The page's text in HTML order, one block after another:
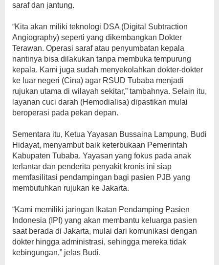
saraf dan jantung.
“Kita akan miliki teknologi DSA (Digital Subtraction
Angiography) seperti yang dikembangkan Dokter
Terawan. Operasi saraf atau penyumbatan kepala
nantinya bisa dilakukan tanpa membuka tempurung
kepala. Kami juga sudah menyekolahkan dokter-dokter
ke luar negeri (Cina) agar RSUD Tubaba menjadi
rujukan utama di wilayah sekitar,” tambahnya. Selain itu,
layanan cuci darah (Hemodialisa) dipastikan mulai
beroperasi pada pekan depan.
​Sementara itu, Ketua Yayasan Bussaina Lampung, Budi
Hidayat, menyambut baik keterbukaan Pemerintah
Kabupaten Tubaba. Yayasan yang fokus pada anak
terlantar dan penderita penyakit kronis ini siap
memfasilitasi pendampingan bagi pasien PJB yang
membutuhkan rujukan ke Jakarta.
“Kami memiliki jaringan Ikatan Pendamping Pasien
Indonesia (IPI) yang akan membantu keluarga pasien
saat berada di Jakarta, mulai dari komunikasi dengan
dokter hingga administrasi, sehingga mereka tidak
kebingungan,” jelas Budi.